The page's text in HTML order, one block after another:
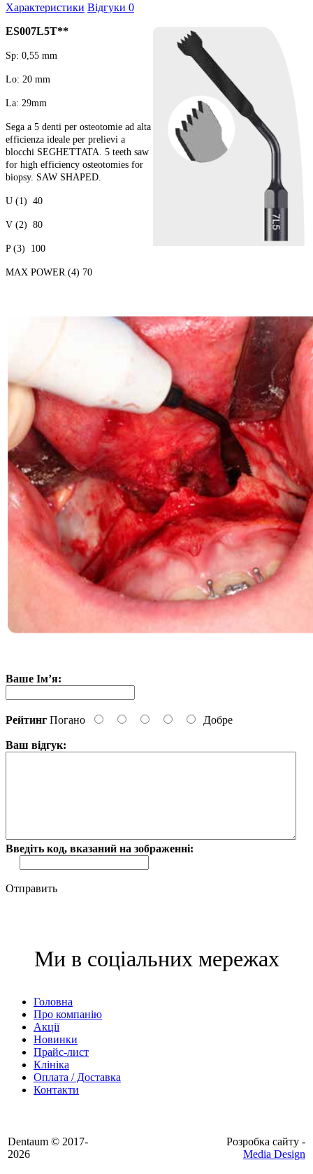
Характеристики Відгуки 0
ES007L5T**
Sp: 0,55 mm
Lo: 20 mm
La: 29mm
Sega a 5 denti per osteotomie ad alta
efficienza ideale per prelievi a
blocchi SEGHETTATA. 5 teeth saw
for high efficiency osteotomies for
biopsy. SAW SHAPED.
U (1) 40
V (2) 80
P (3) 100
MAX POWER (4) 70
Ваше Ім’я:
Рейтинг Погано Добре
Ваш відгук:
Введіть код, вказаний на зображенні:
Отправить
Ми в соціальних мережах
Головна
Про компанію
Акції
Новинки
Прайс-лист
Клініка
Оплата / Доставка
Контакти
Dentaum © 2017-
2026
Розробка сайту -
Media Design